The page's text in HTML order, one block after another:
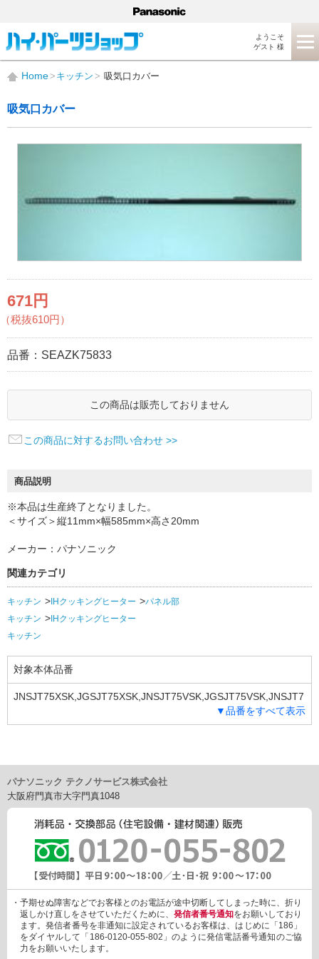
ようこそ
ゲスト 様
Home キッチン 吸気口カバー
吸気口カバー
671円
（税抜610円）
品番： SEAZK75833
この商品は販売しておりません
この商品に対するお問い合わせ >>
商品説明
※本品は生産終了となりました。
＜サイズ＞縦11mm×幅585mm×高さ20mm
メーカー：パナソニック
関連カテゴリ
キッチン IHクッキングヒーター
パネル部
キッチン
IHクッキングヒーター
キッチン
対象本体品番
JNSJT75XSK,JGSJT75XSK,JNSJT75VSK,JGSJT75VSK,JNSJT7
5MSK,JGSJT75MSK,JNSJT60XSK,JGSJT60XSK,JNSJT60VSK,J
GSJT60VSK,JNSJT60MSK,JGSJT60MSK,JNSJ75XSK,JGSJ75X
XSK,JNSFT60VSK,JGSFT60VSK,JNSFT60MSK,JGSFT60MSK,J
NSF75XSK,JGSF75XSK,JNSF75HSK,JGSF75HSK,JNSF60XSK,
CK,JNEJ60HKK,JGEJ60HKK,JNEFT75VCK,JGEFT75VCK,JNEF
60HKK,JGEF60HKK
▼品番をすべて表示
パナソニック テクノサービス株式会社
大阪府門真市大字門真1048
・予期せぬ障害などでお客様とのお電話が途中切断してしまった時に、折り
返しかけ直しをさせていただくために、 発信者番号通知をお願いしており
ます。発信者番号を非通知に設定されているお客様は、はじめに「186」
をダイヤルして「186-0120-055-802」のように発信電話番号通知のご協
力をお願いいたします。